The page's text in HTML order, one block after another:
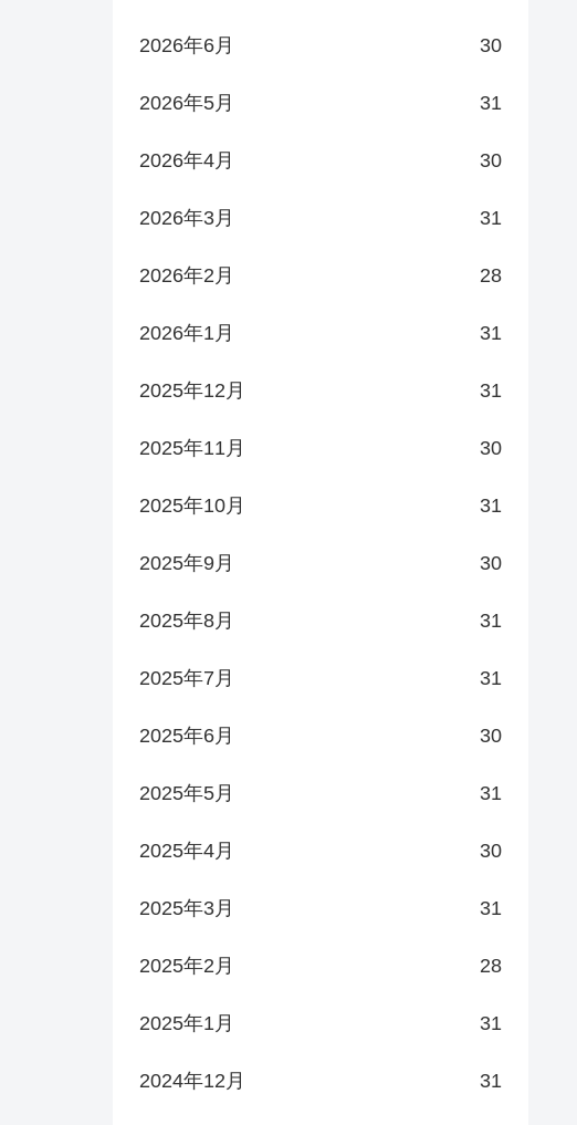
2026年6月 30
2026年5月 31
2026年4月 30
2026年3月 31
2026年2月 28
2026年1月 31
2025年12月 31
2025年11月 30
2025年10月 31
2025年9月 30
2025年8月 31
2025年7月 31
2025年6月 30
2025年5月 31
2025年4月 30
2025年3月 31
2025年2月 28
2025年1月 31
2024年12月 31